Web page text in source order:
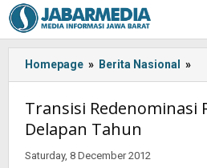
Skip
to
content
Homepage » Berita Nasional »
Transisi Redenominasi
Delapan Tahun
Saturday, 8 December 2012